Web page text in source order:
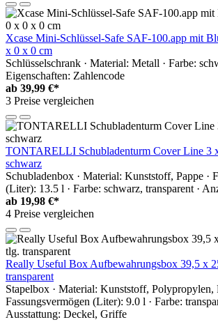
Xcase Mini-Schlüssel-Safe SAF-100.app mit
x 0 x 0 cm
Schlüsselschrank · Material: Metall · Farbe:
Eigenschaften: Zahlencode
ab 39,99 €*
3 Preise vergleichen
TONTARELLI Schubladenturm Cover Line 3
schwarz
Schubladenbox · Material: Kunststoff, Pappe ·
(Liter): 13.5 l · Farbe: schwarz, transparent ·
ab 19,98 €*
4 Preise vergleichen
Really Useful Box Aufbewahrungsbox 39,5 x
transparent
Stapelbox · Material: Kunststoff, Polypropylen,
Fassungsvermögen (Liter): 9.0 l · Farbe:
Ausstattung: Deckel, Griffe